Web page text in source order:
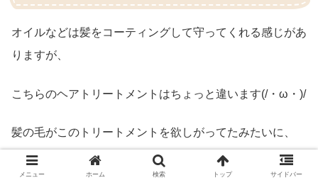
オイルなどは髪をコーティングして守ってくれる感じがあ
りますが、
こちらのヘアトリートメントはちょっと違います(/・ω・)/
髪の毛がこのトリートメントを欲しがってたみたいに、
するすると吸収されていく感じ！！
メニュー ホーム 検索 トップ サイドバー